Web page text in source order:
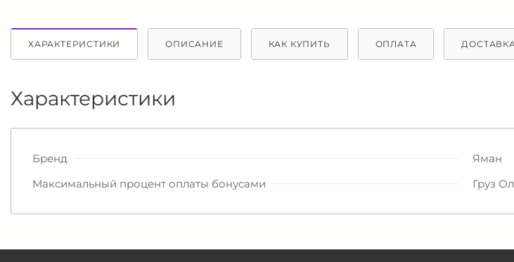
ХАРАКТЕРИСТИКИ ОПИСАНИЕ КАК КУПИТЬ ОПЛАТА
Характеристики
Бренд
Яман
Максимальный процент оплаты бонусами
Груз